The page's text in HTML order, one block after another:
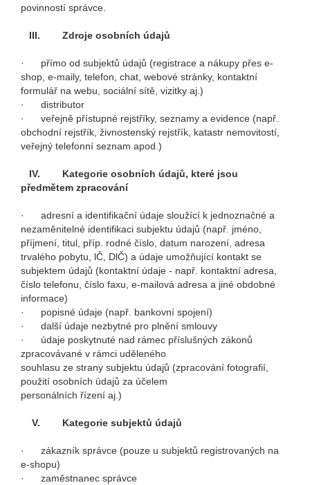
povinností správce.
III. Zdroje osobních údajů
· přímo od subjektů údajů (registrace a nákupy přes e-
shop, e-maily, telefon, chat, webové stránky, kontaktní
formulář na webu, sociální sítě, vizitky aj.)
· distributor
· veřejně přístupné rejstříky, seznamy a evidence (např.
obchodní rejstřík, živnostenský rejstřík, katastr nemovitostí,
veřejný telefonní seznam apod.)
IV. Kategorie osobních údajů, které jsou
předmětem zpracování
· adresní a identifikační údaje sloužící k jednoznačné a
nezaměnitelné identifikaci subjektu údajů (např. jméno,
příjmení, titul, příp. rodné číslo, datum narození, adresa
trvalého pobytu, lČ, DlČ) a údaje umožňující kontakt se
subjektem údajů (kontaktní údaje - např. kontaktní adresa,
číslo telefonu, číslo faxu, e-mailová adresa a jiné obdobné
informace)
· popisné údaje (např. bankovní spojení)
· další údaje nezbytné pro plnění smlouvy
· údaje poskytnuté nad rámec příslušných zákonů
zpracovávané v rámci uděleného
souhlasu ze strany subjektu údajů (zpracování fotografií,
použití osobních údajů za účelem
personálních řízení aj.)
V. Kategorie subjektů údajů
· zákazník správce (pouze u subjektů registrovaných na
e-shopu)
· zaměstnanec správce